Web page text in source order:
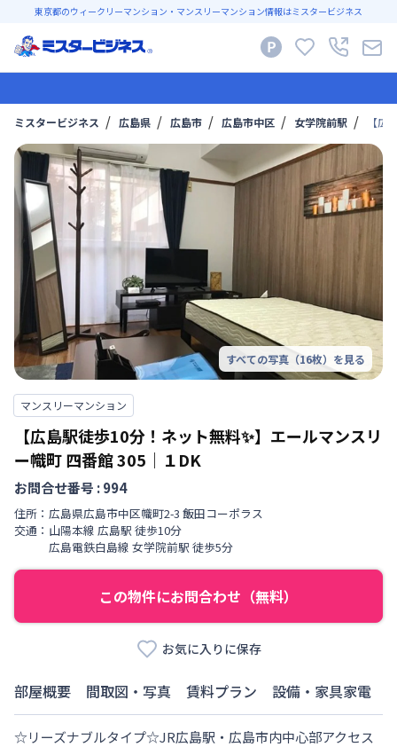
東京都のウィークリーマンション・マンスリーマンション情報はミスタービジネス
ミスタービジネス 広島県 広島市 広島市中区 女学院前駅 【
すべての写真（16枚）を見る
マンスリーマンション
【広島駅徒歩10分！ネット無料✨】エールマンスリ
ー幟町 四番館305 ｜ １DK
お問合せ番号 :994
住所： 広島県広島市中区幟町2-3 飯田コーポラス
交通： 山陽本線 広島駅 徒歩10分
広島電鉄白島線 女学院前駅 徒歩5分
この物件にお問合わせ（無料）
お気に入りに保存
部屋概要 間取図・写真 賃料プラン 設備・家具家電
☆リーズナブルタイプ☆JR広島駅・広島市内中心部アクセス